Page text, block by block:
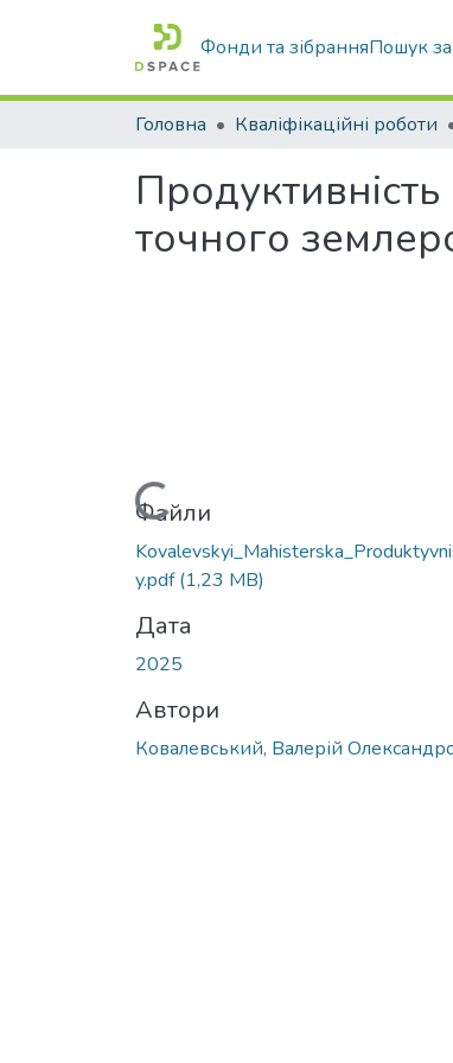
Фонди та зібранняПошук
Головна Кваліфікаційні роботи
точного
Вантажиться...
Файли
y.pdf(1,23 MB)
Дата
2025
Автори
Ковалевський, Валерій